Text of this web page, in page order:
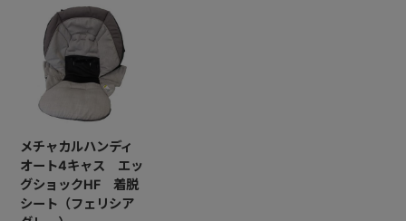
メチャカルハンディ
オート4キャス エッ
グショックHF 着脱
シート（フェリシア